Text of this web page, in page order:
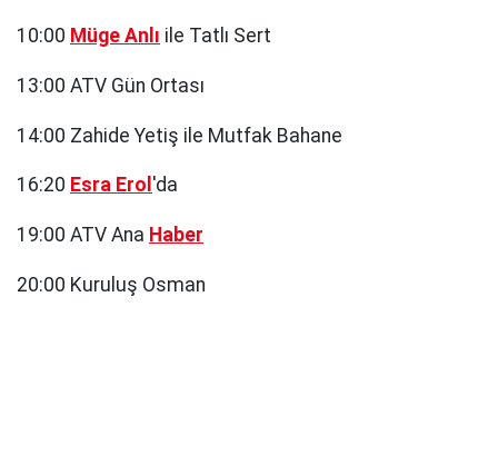
10:00 Müge Anlı ile Tatlı Sert
13:00 ATV Gün Ortası
14:00 Zahide Yetiş ile Mutfak Bahane
16:20 Esra Erol 'da
19:00 ATV Ana Haber
20:00 Kuruluş Osman